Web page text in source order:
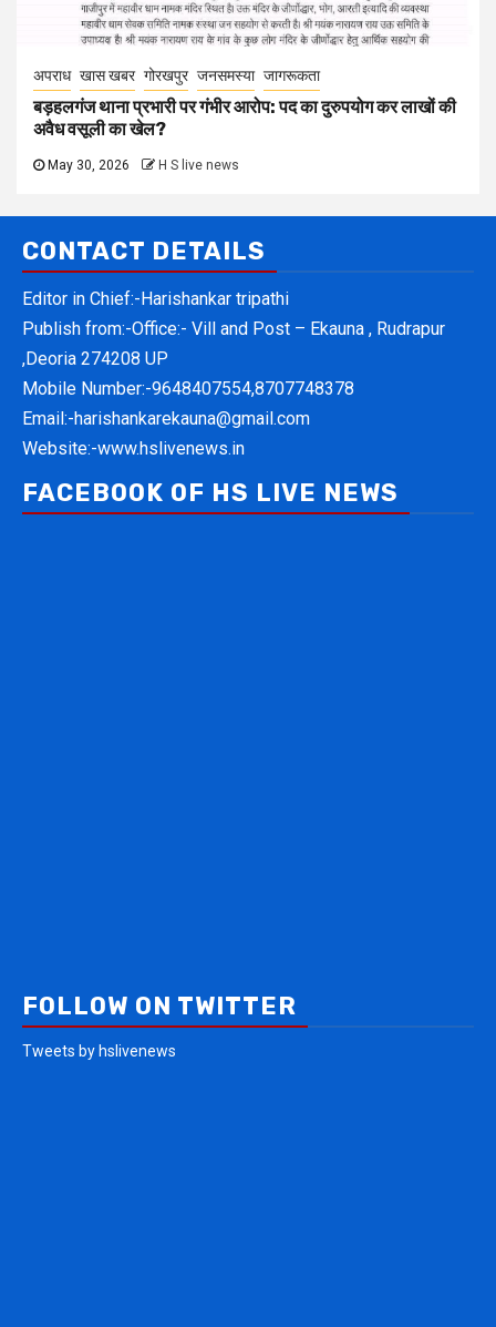
अपराध खास खबर गोरखपुर जनसमस्या जागरूकता
बड़हलगंज थाना प्रभारी पर गंभीर आरोप: पद का दुरुपयोग कर लाखों की
अवैध वसूली का खेल?
May 30, 2026 H S live news
CONTACT DETAILS
Editor in Chief:-Harishankar tripathi
Publish from:-Office:- Vill and Post – Ekauna , Rudrapur
,Deoria 274208 UP
Mobile Number:-9648407554,8707748378
Email:-harishankarekauna@gmail.com
Website:-www.hslivenews.in
FACEBOOK OF HS LIVE NEWS
FOLLOW ON TWITTER
Tweets by hslivenews